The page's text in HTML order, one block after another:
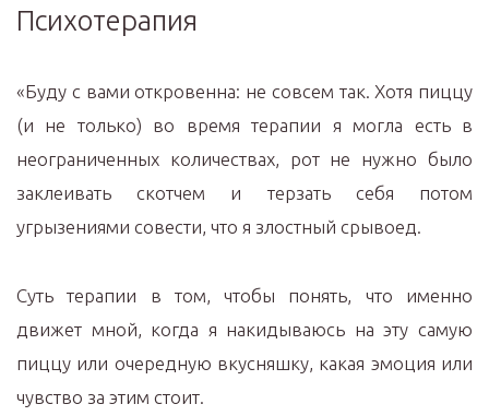
Психотерапия
«Буду с вами откровенна: не совсем так. Хотя пиццу
(и не только) во время терапии я могла есть в
неограниченных количествах, рот не нужно было
заклеивать скотчем и терзать себя потом
угрызениями совести, что я злостный срывоед.
Суть терапии в том, чтобы понять, что именно
движет мной, когда я накидываюсь на эту самую
пиццу или очередную вкусняшку, какая эмоция или
чувство за этим стоит.